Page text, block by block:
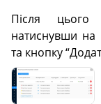
Після цього
натиснувши на
та кнопку